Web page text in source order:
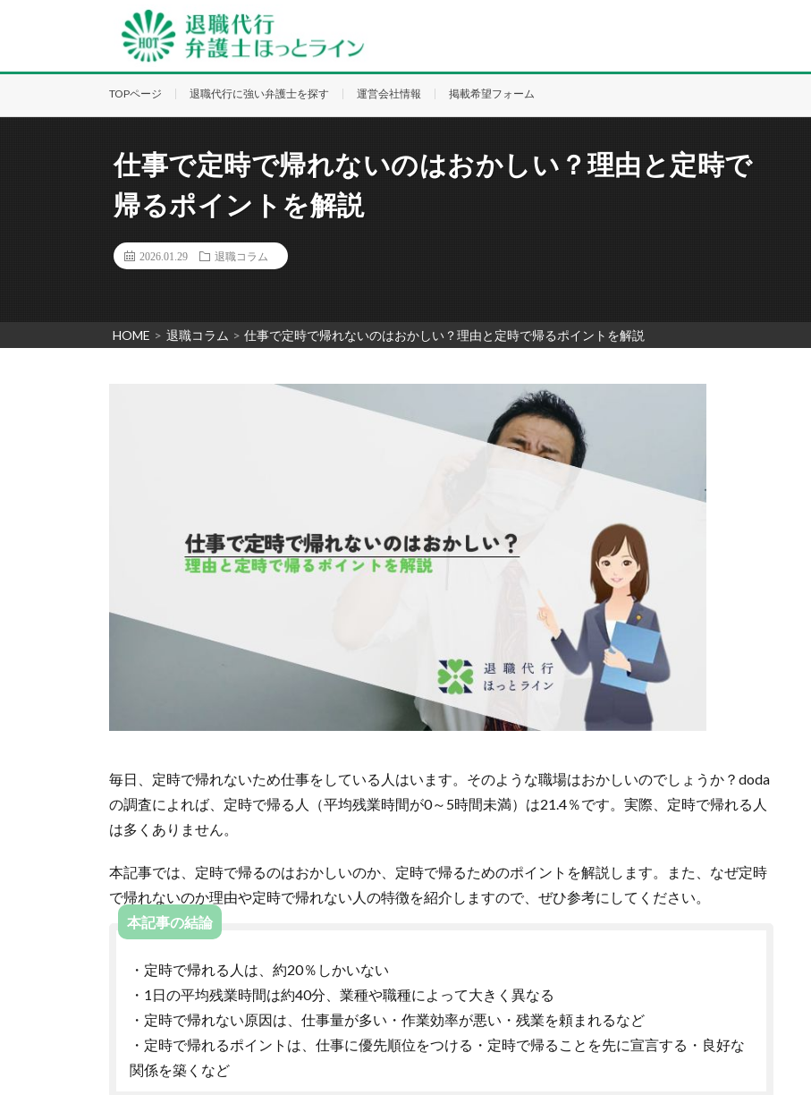
TOPページ 退職代行に強い弁護士を探す 運営会社情報 掲載希望フォーム
仕事で定時で帰れないのはおかしい？理由と定時で
帰るポイントを解説
2026.01.29 退職コラム
HOME > 退職コラム > 仕事で定時で帰れないのはおかしい？理由と定時で帰るポイントを解説
毎日、定時で帰れないため仕事をしている人はいます。そのような職場はおかしいのでしょうか？doda
の調査によれば、定時で帰る人（平均残業時間が0～5時間未満）は21.4％です。実際、定時で帰れる人
は多くありません。
本記事では、定時で帰るのはおかしいのか、定時で帰るためのポイントを解説します。また、なぜ定時
で帰れないのか理由や定時で帰れない人の特徴を紹介しますので、ぜひ参考にしてください。
本記事の結論
・定時で帰れる人は、約20％しかいない
・1日の平均残業時間は約40分、業種や職種によって大きく異なる
・定時で帰れない原因は、仕事量が多い・作業効率が悪い・残業を頼まれるなど
・定時で帰れるポイントは、仕事に優先順位をつける・定時で帰ることを先に宣言する・良好な
関係を築くなど